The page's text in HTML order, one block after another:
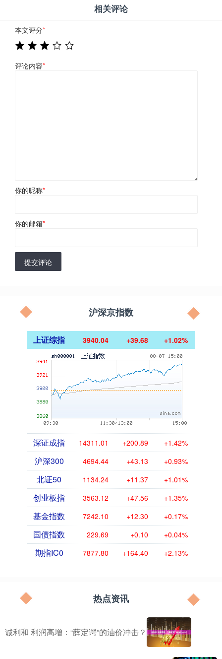
相关评论
本文评分*
评论内容*
你的昵称*
你的邮箱*
提交评论
沪深京指数
上证综指 3940.04 +39.68 +1.02%
深证成指 14311.01 +200.89 +1.42%
沪深300 4694.44 +43.13 +0.93%
北证50 1134.24 +11.37 +1.01%
创业板指 3563.12 +47.56 +1.35%
基金指数 7242.10 +12.30 +0.17%
国债指数 229.69 +0.10 +0.04%
期指IC0 7877.80 +164.40 +2.13%
热点资讯
诚利和 利润高增：“薛定谔”的油价冲击？